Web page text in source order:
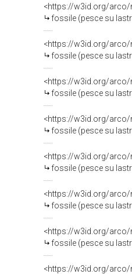
<https://w3id.org/arco/
fossile (pesce su
<https://w3id.org/arco/
fossile (pesce su
<https://w3id.org/arco/
fossile (pesce su
<https://w3id.org/arco/
fossile (pesce su
<https://w3id.org/arco/
fossile (pesce su
<https://w3id.org/arco/
fossile (pesce su
<https://w3id.org/arco/
fossile (pesce su
<https://w3id.org/arco/